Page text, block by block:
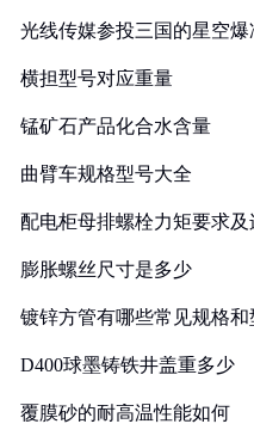
光线传媒参投三国的星空爆
横担型号对应重量
锰矿石产品化合水含量
曲臂车规格型号大全
配电柜母排螺栓力矩要求
膨胀螺丝尺寸是多少
镀锌方管有哪些常见规格和
D400球墨铸铁井盖重多少
覆膜砂的耐高温性能如何